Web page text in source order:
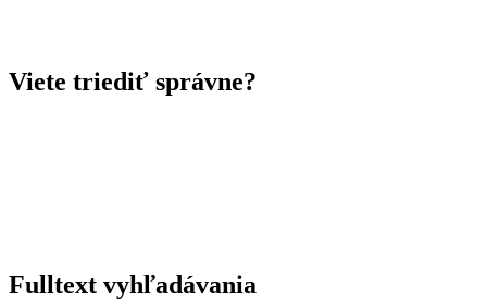
Viete triediť správne?
Fulltext vyhľadávania